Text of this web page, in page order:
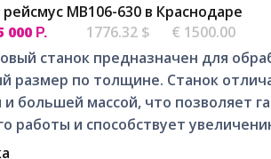
МВ106-630 в Краснодаре
000 Р. 1776.32 $
€ 1500.00
станок предназначен для
размер по толщине. Станок
и большей массой, что позволяет
работы и способствует